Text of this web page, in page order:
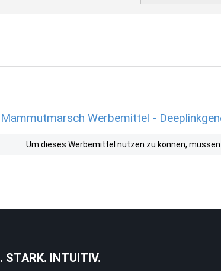
Mammutmarsch Werbemittel -
Um dieses Werbemittel nutzen zu können,
STARK. INTUITIV.